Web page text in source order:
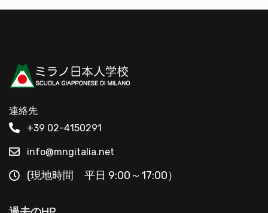
連絡先
+39 02-4150291
info@mngitalia.net
(現地時間 平日 9:00～17:00）